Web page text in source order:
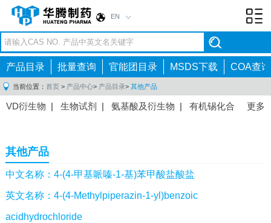
EN
产品目录 批量查询 官能团目录 MSDS下载 COA查询
当前位置： 首页 > 产品中心> 产品目录> 其他产品
更多
VD衍生物 | 生物试剂 | 氨基酸及衍生物 | 有机锡化合
间体|抗高血压药物中间体
感染药物中间体
体 |抗精神病药物中间体|抗炎药物中间体|
药中间体|其他原料药中间体|
其他产品
中文名称：4-(4-甲基哌嗪-1-基)苯甲酸盐酸盐
英文名称：4-(4-Methylpiperazin-1-yl)benzoic
acidhydrochloride